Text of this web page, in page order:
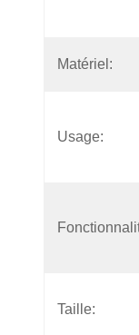
Matériel:
Usage:
Taille: